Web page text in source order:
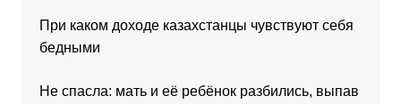
При каком доходе казахстанцы чувствуют себя
бедными
Не спасла: мать и её ребёнок разбились, выпав